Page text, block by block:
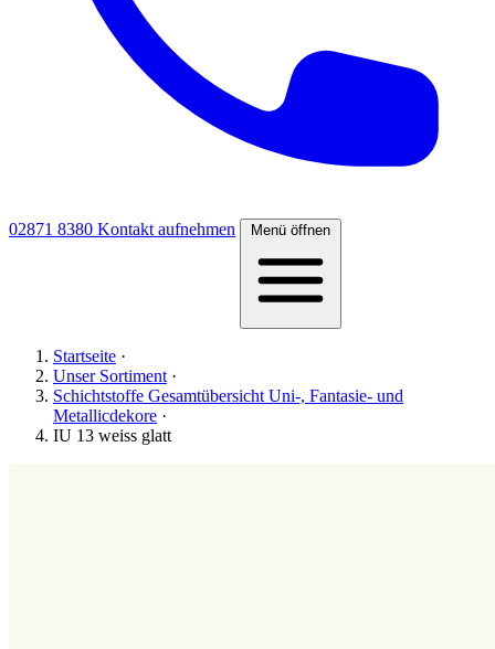
02871 8380 Kontakt aufnehmen Menü öffnen
Startseite ·
Unser Sortiment ·
Schichtstoffe Gesamtübersicht Uni-, Fantasie- und
Metallicdekore ·
IU 13 weiss glatt